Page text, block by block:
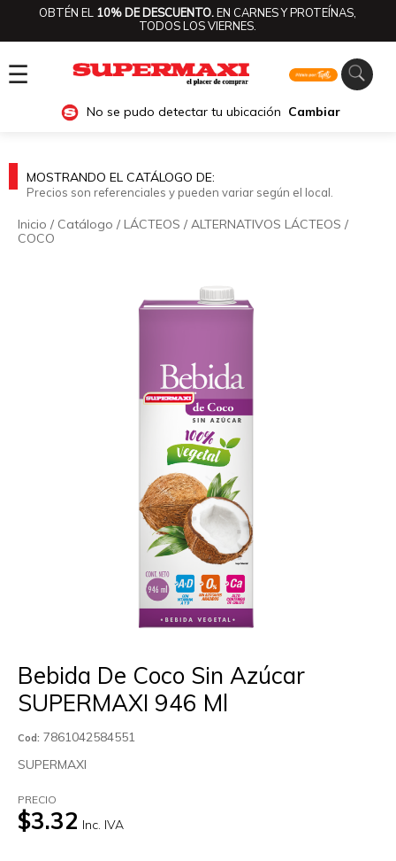
OBTÉN EL 10% DE DESCUENTO.EN CARNES Y PROTEÍNAS,
TODOS LOS VIERNES.
☰
No se pudo detectar tu ubicación Cambiar
MOSTRANDO EL CATÁLOGO DE:
Precios son referenciales y pueden variar según el local.
Inicio / Catálogo / LÁCTEOS /ALTERNATIVOS LÁCTEOS /
COCO
Bebida De Coco Sin Azúcar
SUPERMAXI 946 Ml
Cod: 7861042584551
SUPERMAXI
PRECIO
$3.32 Inc. IVA